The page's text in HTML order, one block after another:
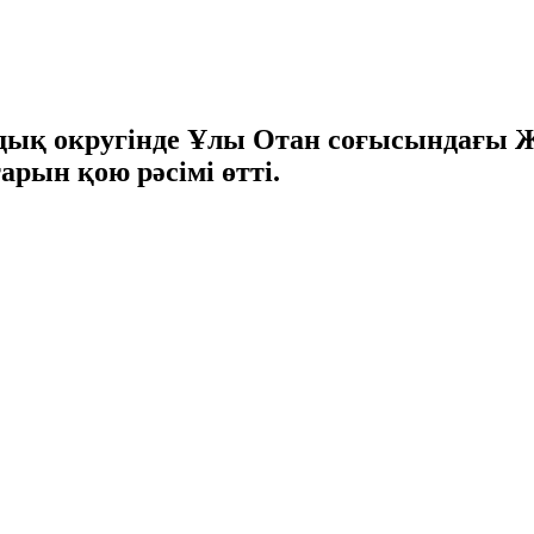
округінде Ұлы Отан соғысындағы
қою рәсімі өтті.